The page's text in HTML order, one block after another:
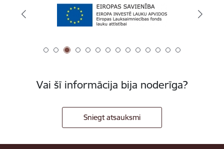
Vai šī informācija bija noderīga?
Sniegt atsauksmi